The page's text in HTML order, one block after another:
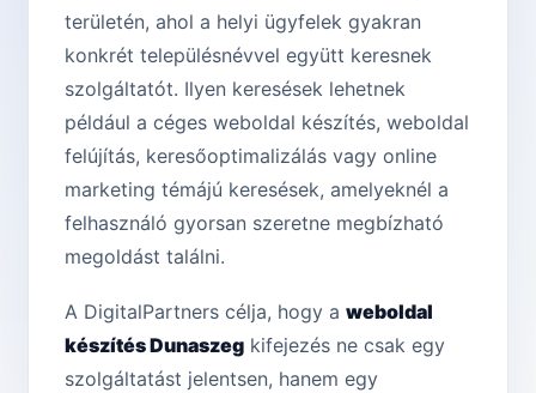
területén, ahol a helyi ügyfelek gyakran
konkrét településnévvel együtt keresnek
szolgáltatót. Ilyen keresések lehetnek
például a céges weboldal készítés, weboldal
felújítás, keresőoptimalizálás vagy online
marketing témájú keresések, amelyeknél a
felhasználó gyorsan szeretne megbízható
megoldást találni.
A DigitalPartners célja, hogy a weboldal
készítés Dunaszeg kifejezés ne csak egy
szolgáltatást jelentsen, hanem egy